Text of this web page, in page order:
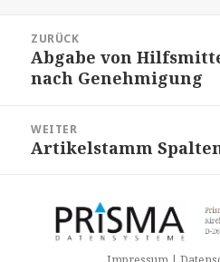
ZURÜCK
Vorheriger
Beitrag:
Abgabe von
nach Genehmigung
WEITER
Nächster
Artikelstamm